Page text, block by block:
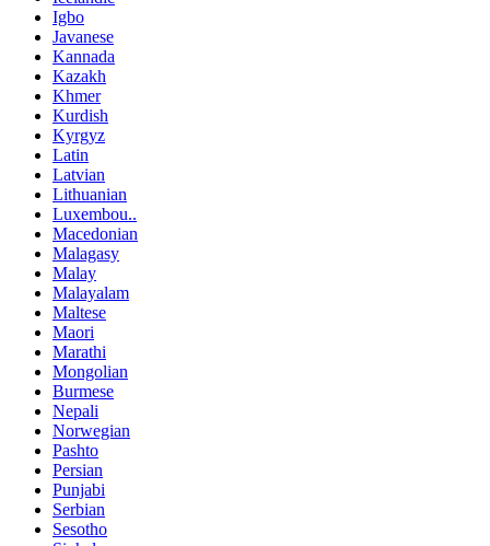
Igbo
Javanese
Kannada
Kazakh
Khmer
Kurdish
Kyrgyz
Latin
Latvian
Lithuanian
Luxembou..
Macedonian
Malagasy
Malay
Malayalam
Maltese
Maori
Marathi
Mongolian
Burmese
Nepali
Norwegian
Pashto
Persian
Punjabi
Serbian
Sesotho